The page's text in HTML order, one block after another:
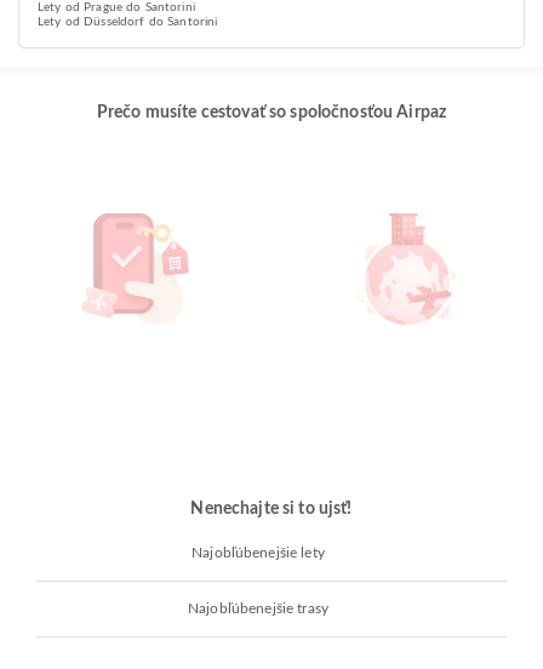
Lety od Prague do Santorini
Lety od Düsseldorf do Santorini
Prečo musíte cestovať so spoločnosťou Airpaz
Nenechajte si to ujsť!
Najobľúbenejšie lety
Najobľúbenejšie trasy